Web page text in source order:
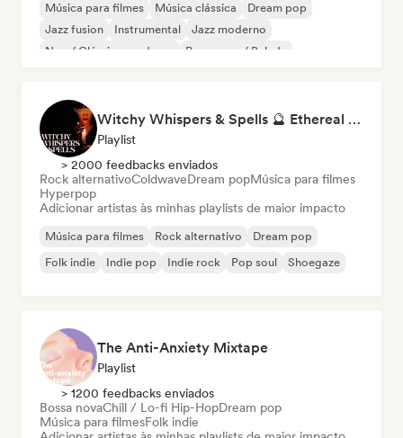
Música para filmes Música clássica
Dream pop
Jazz fusion
Instrumental
Jazz moderno
Neo / Clássico moderno
Pop suave / Balada
Witchy Whispers & Spells 🔮 Ethereal Art Pop & Dream Pop
Playlist
> 2000 feedbacks enviados
Rock alternativoColdwaveDream popMúsica para filmes
Hyperpop
Adicionar artistas às minhas playlists de maior impacto
Música para filmes Rock alternativo
Dream pop
Folk indie
Indie pop Indie rock Pop soul Shoegaze
The Anti-Anxiety Mixtape
Playlist
> 1200 feedbacks enviados
Bossa novaChill / Lo-fi Hip-HopDream pop
Música para filmesFolk indie